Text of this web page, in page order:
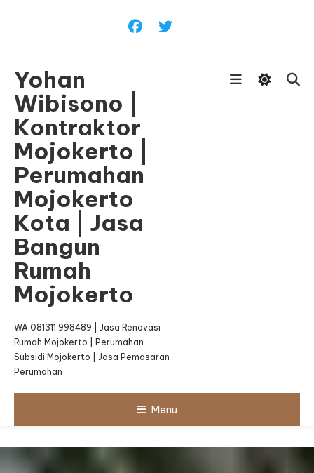
Yohan
Wibisono |
Kontraktor
Mojokerto |
Perumahan
Mojokerto
Kota | Jasa
Bangun
Rumah
Mojokerto
WA 081311 998489 | Jasa Renovasi
Rumah Mojokerto | Perumahan
Subsidi Mojokerto | Jasa Pemasaran
Perumahan
Menu